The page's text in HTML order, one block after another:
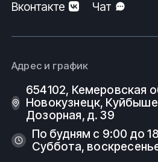
сплавов
Компания работает с широким
Значительный сортамент,
материалов, доставка по
Федерации и стран СНГ.
согласно спецификации, в том
работ по изделиям с
размерами.
Вконтакте
Чат
Адрес и график
654102, Кемеровская
Новокузнецк,
Дозорная, д. 39
По будням с 9:00 до
Суббота,